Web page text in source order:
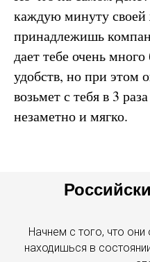
каждую минуту
принадлежишь
дает тебе очень
удобств, но при этом
возьмет с тебя в 3
незаметно и мягко.
Начнем с того, что
находишься в